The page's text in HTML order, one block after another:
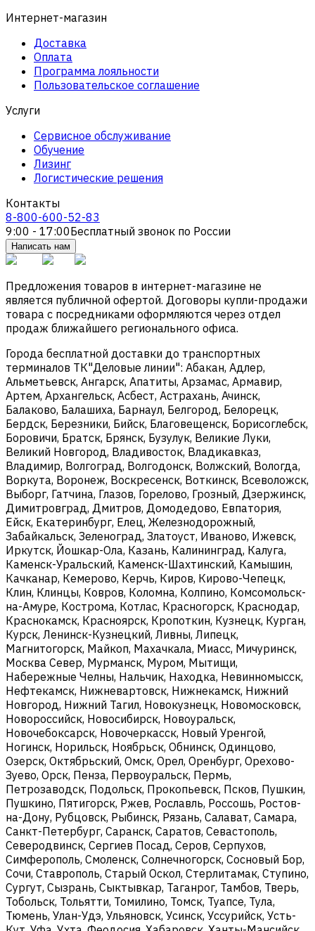
Интернет-магазин
Доставка
Оплата
Программа лояльности
Пользовательское соглашение
Услуги
Сервисное обслуживание
Обучение
Лизинг
Логистические решения
Контакты
8-800-600-52-83
9:00 - 17:00Бесплатный звонок по России
Написать нам
Предложения товаров в интернет-магазине не
является публичной офертой. Договоры купли-продажи
товара с посредниками оформляются через отдел
продаж ближайшего регионального офиса.
Города бесплатной доставки до транспортных
терминалов ТК"Деловые линии": Абакан, Адлер,
Альметьевск, Ангарск, Апатиты, Арзамас, Армавир,
Артем, Архангельск, Асбест, Астрахань, Ачинск,
Балаково, Балашиха, Барнаул, Белгород, Белорецк,
Бердск, Березники, Бийск, Благовещенск, Борисоглебск,
Боровичи, Братск, Брянск, Бузулук, Великие Луки,
Великий Новгород, Владивосток, Владикавказ,
Владимир, Волгоград, Волгодонск, Волжский, Вологда,
Воркута, Воронеж, Воскресенск, Воткинск, Всеволожск,
Выборг, Гатчина, Глазов, Горелово, Грозный, Дзержинск,
Димитровград, Дмитров, Домодедово, Евпатория,
Ейск, Екатеринбург, Елец, Железнодорожный,
Забайкальск, Зеленоград, Златоуст, Иваново, Ижевск,
Иркутск, Йошкар-Ола, Казань, Калининград, Калуга,
Каменск-Уральский, Каменск-Шахтинский, Камышин,
Качканар, Кемерово, Керчь, Киров, Кирово-Чепецк,
Клин, Клинцы, Ковров, Коломна, Колпино, Комсомольск-
на-Амуре, Кострома, Котлас, Красногорск, Краснодар,
Краснокамск, Красноярск, Кропоткин, Кузнецк, Курган,
Курск, Ленинск-Кузнецкий, Ливны, Липецк,
Магнитогорск, Майкоп, Махачкала, Миасс, Мичуринск,
Москва Север, Мурманск, Муром, Мытищи,
Набережные Челны, Нальчик, Находка, Невинномысск,
Нефтекамск, Нижневартовск, Нижнекамск, Нижний
Новгород, Нижний Тагил, Новокузнецк, Новомосковск,
Новороссийск, Новосибирск, Новоуральск,
Новочебоксарск, Новочеркасск, Новый Уренгой,
Ногинск, Норильск, Ноябрьск, Обнинск, Одинцово,
Озерск, Октябрьский, Омск, Орел, Оренбург, Орехово-
Зуево, Орск, Пенза, Первоуральск, Пермь,
Петрозаводск, Подольск, Прокопьевск, Псков, Пушкин,
Пушкино, Пятигорск, Ржев, Рославль, Россошь, Ростов-
на-Дону, Рубцовск, Рыбинск, Рязань, Салават, Самара,
Санкт-Петербург, Саранск, Саратов, Севастополь,
Северодвинск, Сергиев Посад, Серов, Серпухов,
Симферополь, Смоленск, Солнечногорск, Сосновый Бор,
Сочи, Ставрополь, Старый Оскол, Стерлитамак, Ступино,
Сургут, Сызрань, Сыктывкар, Таганрог, Тамбов, Тверь,
Тобольск, Тольятти, Томилино, Томск, Туапсе, Тула,
Тюмень, Улан-Удэ, Ульяновск, Усинск, Уссурийск, Усть-